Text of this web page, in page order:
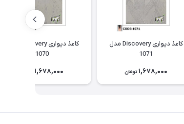
کاغذ دیواری Discovery مدل
1071
1,678,000 تومان
1070
1,678,000